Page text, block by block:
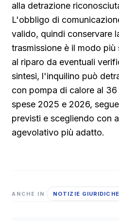
alla detrazione
L'obbligo di
valido, quindi conservare
trasmissione è il modo
al riparo da eventuali
sintesi, l'inquilino può
con pompa di calore al
spese 2025 e 2026,
previsti e scegliendo con
agevolativo più adatto.
ANCHE IN NOTIZIE GIURIDICHE